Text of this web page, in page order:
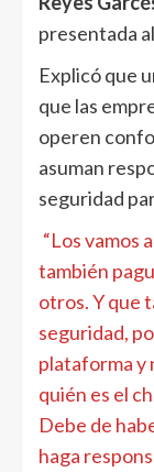
presentada
Explicó que
que las
operen
asuman
seguridad
“Los vamos
también
otros. Y que
seguridad,
plataforma y
quién es el
Debe de
haga